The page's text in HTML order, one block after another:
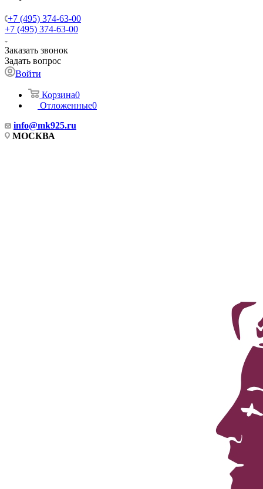
+7 (495) 374-63-00
+7 (495) 374-63-00
Заказать звонок
Задать вопрос
Войти
Корзина0
Отложенные0
info@mk925.ru
МОСКВА